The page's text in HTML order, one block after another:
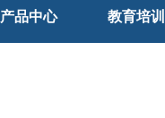
产品中心 教育培训